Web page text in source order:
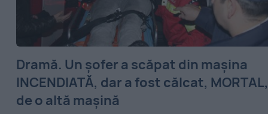
Dramă. Un șofer a scăpat din mașina
INCENDIATĂ, dar a fost călcat, MORTAL,
de o altă mașină